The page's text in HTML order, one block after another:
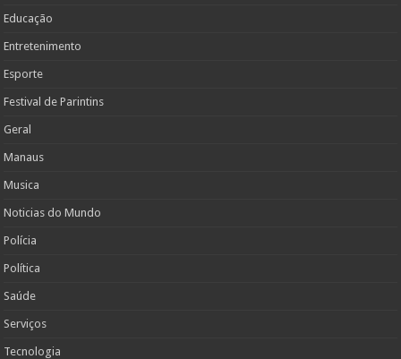
Educação
Entretenimento
Esporte
Festival de Parintins
Geral
Manaus
Musica
Noticias do Mundo
Polícia
Política
Saúde
Serviços
Tecnologia